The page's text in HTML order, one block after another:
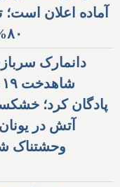
آماده اعلان
۸۰% پدافند آمریکا صرف ایران شده
پادگان کرد؛
آتش در
وحشتناک